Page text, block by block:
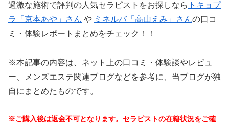
過激な施術で評判の人気セラピストをお探しなら トキョプ
ラ「京本あや」さん や ミネルバ「高山えみ」さんの口コ
ミ・体験レポートまとめをチェック！！
※本記事の内容は、ネット上の口コミ・体験談やレビュ
ー、メンズエステ関連ブログなどを参考に、当ブログが独
自にまとめたものです。
※ご購入後は返金不可となります。セラピストの在籍状況をご確